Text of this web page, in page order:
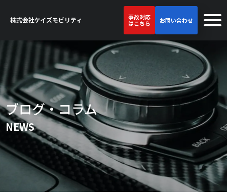
事故対応
はこちら
お問い合わせ
ブログ・コラム
NEWS